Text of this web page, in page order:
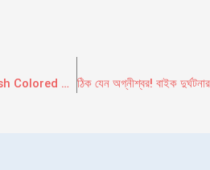
Betonred On Line Casino Bet On Reddish Colored Casino Giriş Resmi Sitesine Yapı